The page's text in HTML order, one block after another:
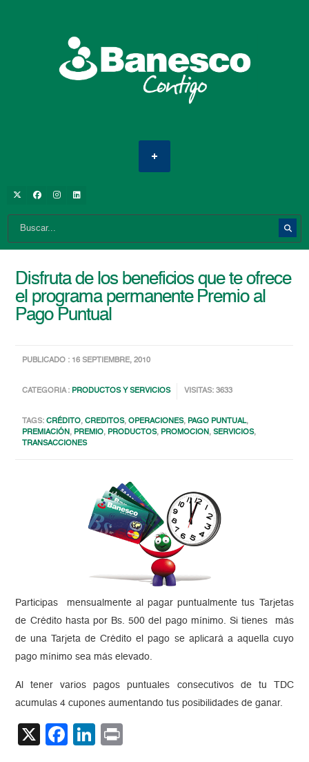
Disfruta de los beneficios que te ofrece
el programa permanente Premio al
Pago Puntual
PUBLICADO : 16 SEPTIEMBRE, 2010
CATEGORIA : PRODUCTOS Y SERVICIOS VISITAS: 3633
TAGS:CRÉDITO,CREDITOS,OPERACIONES, PAGO PUNTUAL,
PREMIACIÓN, PREMIO, PRODUCTOS, PROMOCION,SERVICIOS,
TRANSACCIONES
Participas mensualmente al pagar puntualmente tus Tarjetas
de Crédito hasta por Bs. 500 del pago mínimo. Si tienes más
de una Tarjeta de Crédito el pago se aplicará a aquella cuyo
pago mínimo sea más elevado.
Al tener varios pagos puntuales consecutivos de tu TDC
acumulas 4 cupones aumentando tus posibilidades de ganar.
X Facebook
LinkedIn